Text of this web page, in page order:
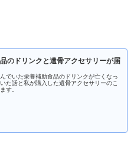
のドリンクと遺骨アクセサリーが届
でいた栄養補助食品のドリンクが亡くなっ
た話と私が購入した遺骨アクセサリーのこ
す。